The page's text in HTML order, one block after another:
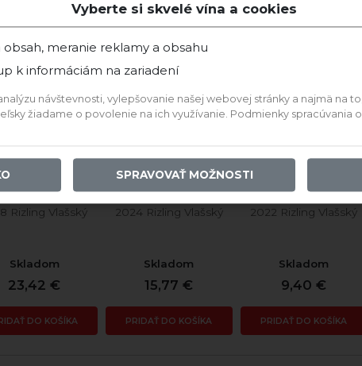
Rizling Vlašský
Skladom
23,42 €
DO KOŠÍKA
2024 Rizling Vlašský
Skladom
15,77 €
PRIDAŤ DO KOŠÍKA
2022 Rizling Vlašský
Skladom
9,40 €
PRIDAŤ DO KOŠÍKA
Vyberte si skvelé vína a cookies
meranie reklamy a obsahu
k informáciám na zariadení
návštevnosti, vylepšovanie našej webovej stránky a najmä na
žiadame o povolenie na ich využívanie. Podmienky spracúvania
SPRAVOVAŤ MOŽNOSTI